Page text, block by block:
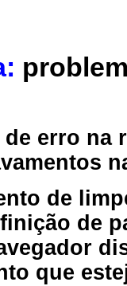
erro
de
de
que